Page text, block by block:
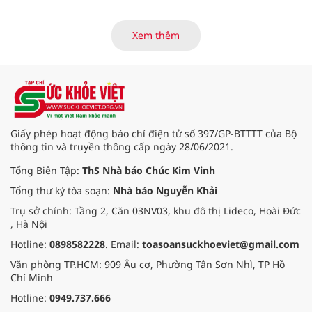
điểm dừng chân đầu tiên tại Bệnh
viện Bạch Mai cơ sở Ninh Bình.
Xem thêm
Giấy phép hoạt động báo chí điện tử số 397/GP-BTTTT của Bộ
thông tin và truyền thông cấp ngày 28/06/2021.
Tổng Biên Tập: ThS Nhà báo Chúc Kim Vinh
Tổng thư ký tòa soạn: Nhà báo Nguyễn Khải
Trụ sở chính: Tầng 2, Căn 03NV03, khu đô thị Lideco, Hoài Đức
, Hà Nội
Hotline: 0898582228. Email: toasoansuckhoeviet@gmail.com
Văn phòng TP.HCM: 909 Âu cơ, Phường Tân Sơn Nhì, TP Hồ
Chí Minh
Hotline: 0949.737.666